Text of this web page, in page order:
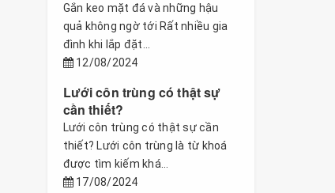
Gắn keo mặt đá và những hậu
quả không ngờ tới Rất nhiều gia
đình khi lắp đặt...
12/08/2024
Lưới côn trùng có thật sự
cần thiết?
Lưới côn trùng có thật sự cần
thiết? Lưới côn trùng là từ khoá
được tìm kiếm khá...
17/08/2024